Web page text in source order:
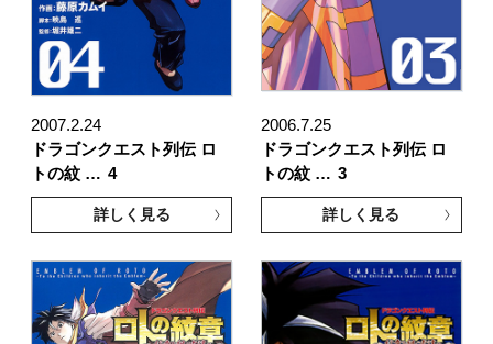
2007.2.24
ドラゴンクエスト列伝 ロ
トの紋 … 4
詳しく見る
2006.7.25
ドラゴンクエスト列伝 ロ
トの紋 … 3
詳しく見る